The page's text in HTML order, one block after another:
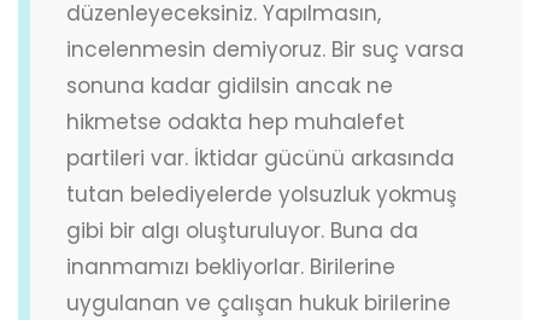
düzenleyeceksiniz. Yapılmasın,
incelenmesin demiyoruz. Bir suç varsa
sonuna kadar gidilsin ancak ne
hikmetse odakta hep muhalefet
partileri var. İktidar gücünü arkasında
tutan belediyelerde yolsuzluk yokmuş
gibi bir algı oluşturuluyor. Buna da
inanmamızı bekliyorlar. Birilerine
uygulanan ve çalışan hukuk birilerine